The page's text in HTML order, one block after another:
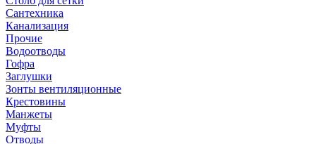
Сантехника
Канализация
Прочие
Водоотводы
Гофра
Заглушки
Зонты вентиляционные
Крестовины
Манжеты
Муфты
Отводы